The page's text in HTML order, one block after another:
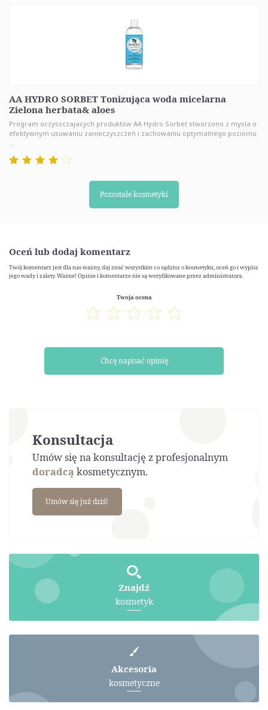
AA HYDRO SORBET Tonizująca woda micelarna
Zielona herbata& aloes
Program oczyszczajacych produktów AA Hydro Sorbet stworzono z mysla o
efektywnym usuwaniu zanieczyszczeń i zachowaniu optymalnego poziomu
Pozostałe kosmetyki
Oceń lub dodaj komentarz
Twój komentarz jest dla nas ważny, daj znać wszystkim co sądzisz o kosmetyku, oceń go i wypisz
jego wady i zalety. Ważne! Opinie i komentarze nie są weryfikowane przez administratora.
Twoja ocena
Chcę napisać opinię
Konsultacja
Umów się na konsultację z profesjonalnym
doradcąkosmetycznym.
Umów się już dziś!
Znajdź
kosmetyk
Akcesoria
kosmetyczne